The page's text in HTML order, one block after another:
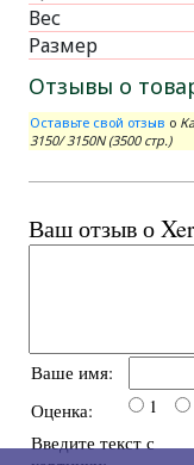
Вес
Размер
Отзывы о
Оставьте свой отзыв о
3150/ 3150N (3500 стр.)
Ваш отзыв о
Ваше имя:
Оценка:
1
Введите текст с